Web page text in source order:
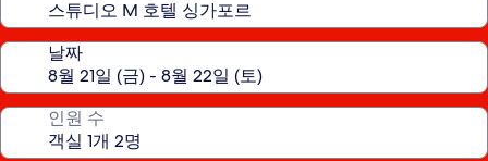
날짜
인원 수